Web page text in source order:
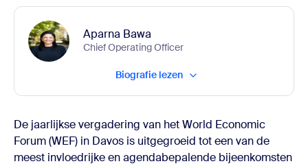
Aparna Bawa
Chief Operating Officer
Biografie lezen
De jaarlijkse vergadering van het World Economic
Forum (WEF) in Davos is uitgegroeid tot een van de
meest invloedrijke en agendabepalende bijeenkomsten